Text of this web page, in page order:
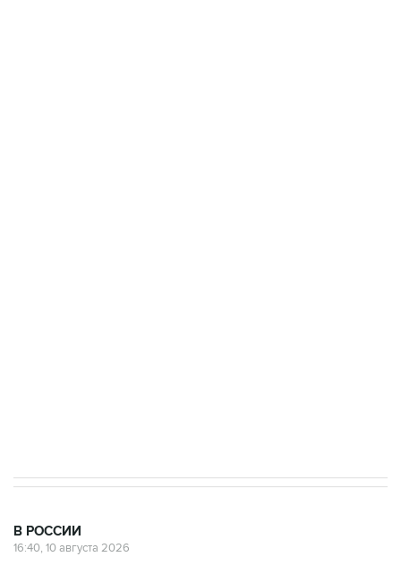
В РОССИИ
16:40, 10 августа 2026